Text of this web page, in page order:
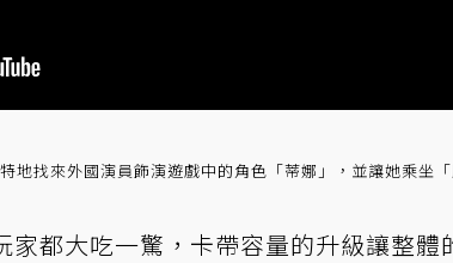
地找來外國演員飾演遊戲中的角色「蒂娜」，並讓她乘坐「
家都大吃一驚，卡帶容量的升級讓整體